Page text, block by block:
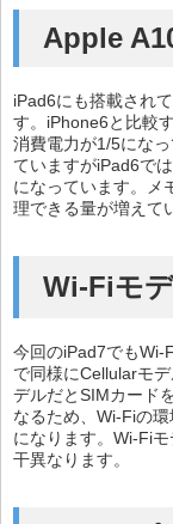
Apple
iPad6にも搭載され
す。iPhone6と比較
消費電力が1/5にな
ていますがiPad6で
になっています。メ
理できる量が増えて
Wi-Fiモ
今回のiPad7でもWi-
で同様にCellularモ
デルだとSIMカード
なるため、Wi-Fiの
になります。Wi-Fi
干異なります。